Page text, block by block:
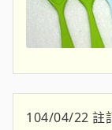
104/04/22 註